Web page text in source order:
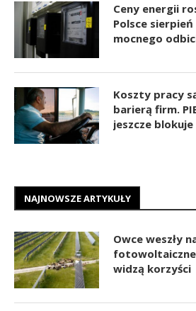
Ceny energii
Polsce sierpień
mocnego
Koszty pracy
barierą firm.
jeszcze blokuje
NAJNOWSZE ARTYKUŁY
Owce weszły
widzą korzyści